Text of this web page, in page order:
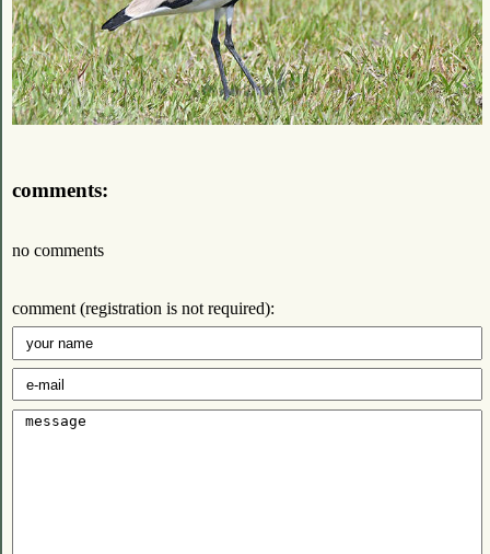
comments:
no comments
comment (registration is not required):